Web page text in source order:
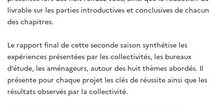
livrable sur les parties introductives et conclusives de chacun
des chapitres.
Le rapport final de cette seconde saison synthétise les
expériences présentées par les collectivités, les bureaux
d’étude, les aménageurs, autour des huit thèmes abordés. Il
présente pour chaque projet les clés de réussite ainsi que les
résultats observés par la collectivité.